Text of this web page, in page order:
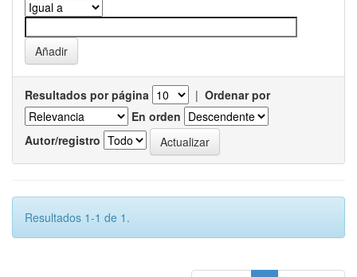
Resultados por página | Ordenar por
En orden
Autor/registro
Resultados 1-1 de 1.